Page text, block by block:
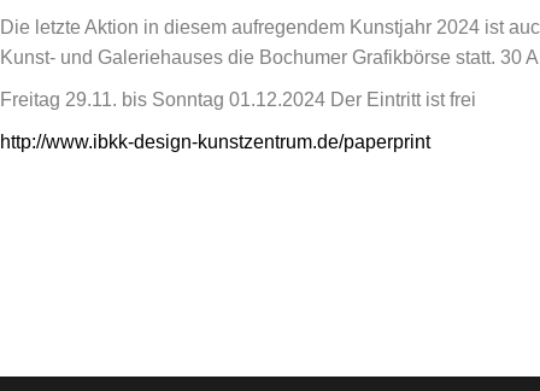
Die letzte Aktion in diesem aufregendem Kunstjahr 2024 ist
Kunst- und Galeriehauses die Bochumer Grafikbörse statt. 30
Freitag 29.11. bis Sonntag 01.12.2024 Der Eintritt ist frei
http://www.ibkk-design-kunstzentrum.de/paperprint